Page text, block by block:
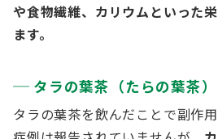
や食物繊維、カリウムといった
ます。
タラの葉茶（たらの葉茶
タラの葉茶を飲んだことで副作